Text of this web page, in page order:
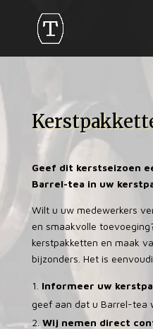
Geef dit kerstseizoen
Barrel-tea in uw
Wilt u uw medewerkers
en smaakvolle
kerstpakketten en maak
bijzonders. Het is
Informeer uw
geef aan dat u Barrel-tea
Wij nemen direct